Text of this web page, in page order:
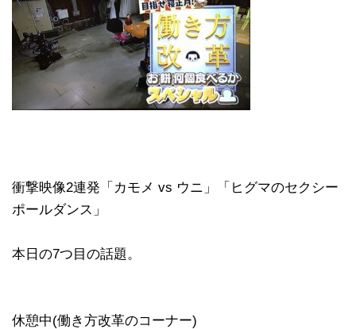
衝撃映像2連発「カモメ vs ウニ」「ヒグマのセクシー
ポールダンス」
本日の7つ目の話題。
休憩中(働き方改革のコーナー)